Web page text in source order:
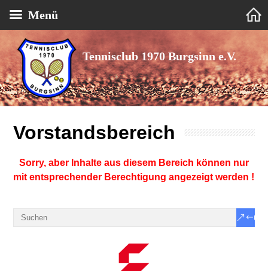
Tennisclub 1970 Burgsinn e.V.
Vorstandsbereich
Sorry, aber Inhalte aus diesem Bereich können nur
mit entsprechender Berechtigung angezeigt werden !
Menü